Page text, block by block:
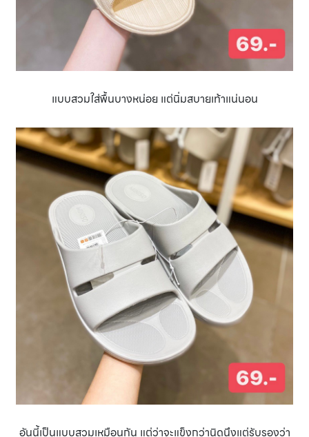
แบบสวมใส่พื้นบางหน่อย แต่นิ่มสบายเท้าแน่นอน
อันนี้เป็นแบบสวมเหมือนกัน แต่ว่าจะแข็งกว่านิดนึงแต่รับรองว่า